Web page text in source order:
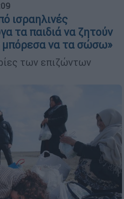
ισραηλινές
τα παιδιά να ζητούν
μπόρεσα να τα σώσω»
των επιζώντων